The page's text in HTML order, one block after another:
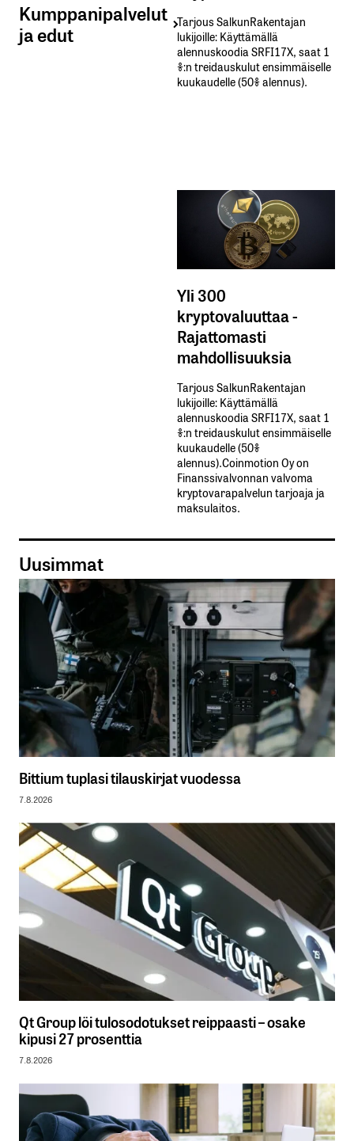
Kumppanipalvelut
ja edut
Tarjous SalkunRakentajan
lukijoille: Käyttämällä​ ​
alennuskoodia​ ​SRFI17X,​ ​saat​ ​1
%:n treidauskulut​ ​ensimmäiselle​ ​
kuukaudelle​ ​(50%​ ​alennus).
Yli 300
kryptovaluuttaa -
Rajattomasti
mahdollisuuksia
Tarjous SalkunRakentajan
lukijoille: Käyttämällä​ ​
alennuskoodia​ ​SRFI17X,​ ​saat​ ​1
%:n treidauskulut​ ​ensimmäiselle​ ​
kuukaudelle​ ​(50%​ ​
alennus).Coinmotion Oy on
Finanssivalvonnan valvoma
kryptovarapalvelun tarjoaja ja
maksulaitos.
Uusimmat
Bittium tuplasi tilauskirjat vuodessa
7.8.2026
Qt Group löi tulosodotukset reippaasti – osake
kipusi 27 prosenttia
7.8.2026